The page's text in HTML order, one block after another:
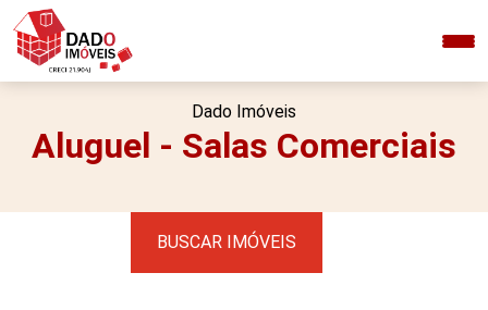
Dado Imóveis
Aluguel - Salas Comerciais
BUSCAR IMÓVEIS